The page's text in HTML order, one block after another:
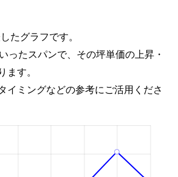
たグラフです。
ったスパンで、その坪単価の上昇・
す。
イミングなどの参考にご活用くださ